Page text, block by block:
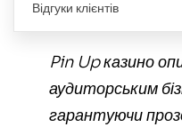
Відгуки клієнтів
Pin Up казино
аудиторським
гарантуючи